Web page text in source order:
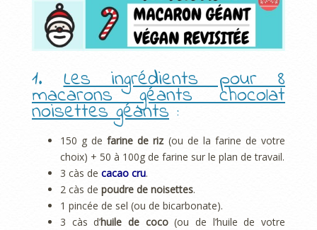
1.Les ingrédients pour 8
macarons géants chocolat
noisettes géants:
150 g defarine de riz(ou de la farine de votre
choix) + 50 à 100g de farine sur le plan de travail.
3 càs de cacao cru.
2 càs de poudre de noisettes.
1 pincée de sel (ou de bicarbonate).
3 càs d’huile de coco(ou de l’huile de votre